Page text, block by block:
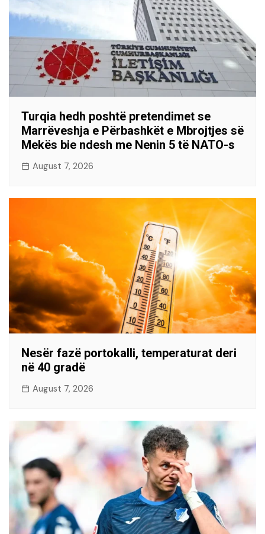
Turqia hedh poshtë pretendimet se
Marrëveshja e Përbashkët e Mbrojtjes së
Mekës bie ndesh me Nenin 5 të NATO-s
August 7, 2026
Nesër fazë portokalli, temperaturat deri
në 40 gradë
August 7, 2026